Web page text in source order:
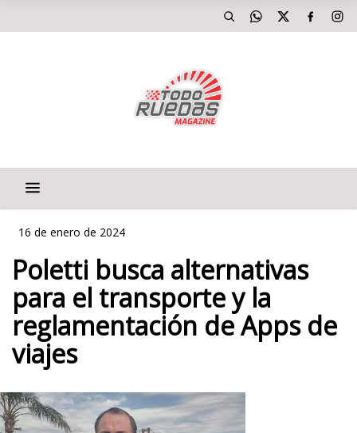
16 de enero de 2024
Poletti busca alternativas
para el transporte y la
reglamentación de Apps de
viajes